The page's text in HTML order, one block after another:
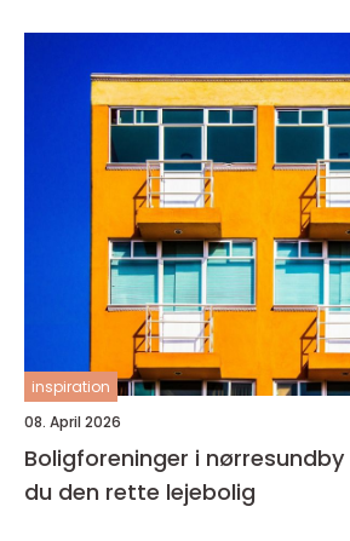
inspiration
08. April 2026
Boligforeninger i nørresundby sådan finder
du den rette lejebolig